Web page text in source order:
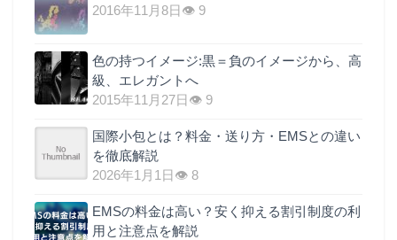
2016年11月8日 👁 9
色の持つイメージ:黒＝負のイメージから、高
級、エレガントへ
2015年11月27日 👁 9
国際小包とは？料金・送り方・EMSとの違い
を徹底解説
2026年1月1日 👁 8
EMSの料金は高い？安く抑える割引制度の利
用と注意点を解説